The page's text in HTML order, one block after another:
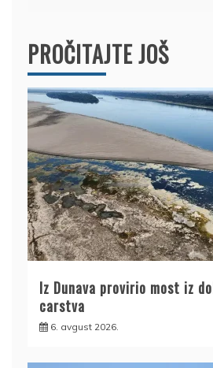
PROČITAJTE JOŠ
Iz Dunava provirio most iz
carstva
6. avgust 2026.